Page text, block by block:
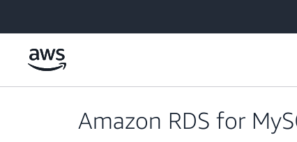
Amazon RDS for